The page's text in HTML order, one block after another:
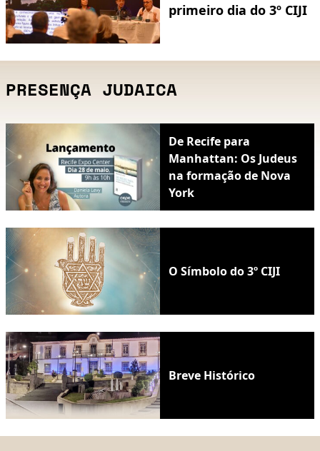
primeiro dia do 3º CIJI
PRESENÇA JUDAICA
De Recife para
Manhattan: Os Judeus
na formação de Nova
York
O Símbolo do 3º CIJI
Breve Histórico